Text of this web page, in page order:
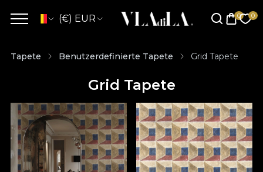
(€) EUR
Tapete Benutzerdefinierte Tapete Grid Tapete
Grid Tapete